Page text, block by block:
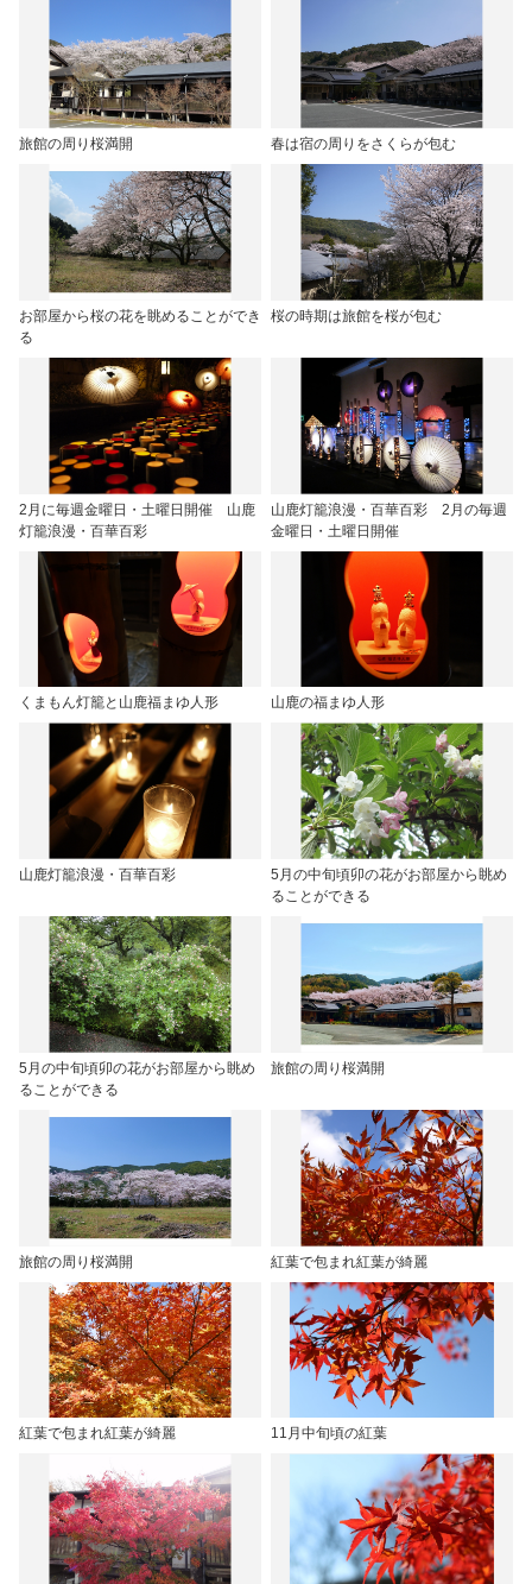
旅館の周り桜満開 春は宿の周りをさくらが包む
お部屋から桜の花を眺めることができ
る
桜の時期は旅館を桜が包む
2月に毎週金曜日・土曜日開催 山鹿
灯籠浪漫・百華百彩
山鹿灯籠浪漫・百華百彩 2月の毎週
金曜日・土曜日開催
くまもん灯籠と山鹿福まゆ人形 山鹿の福まゆ人形
山鹿灯籠浪漫・百華百彩
5月の中旬頃卯の花がお部屋から眺め
ることができる
5月の中旬頃卯の花がお部屋から眺め
ることができる
旅館の周り桜満開
旅館の周り桜満開 紅葉で包まれ紅葉が綺麗
紅葉で包まれ紅葉が綺麗 11月中旬頃の紅葉